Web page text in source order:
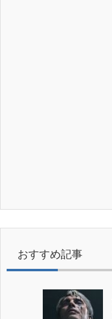
おすすめ記事